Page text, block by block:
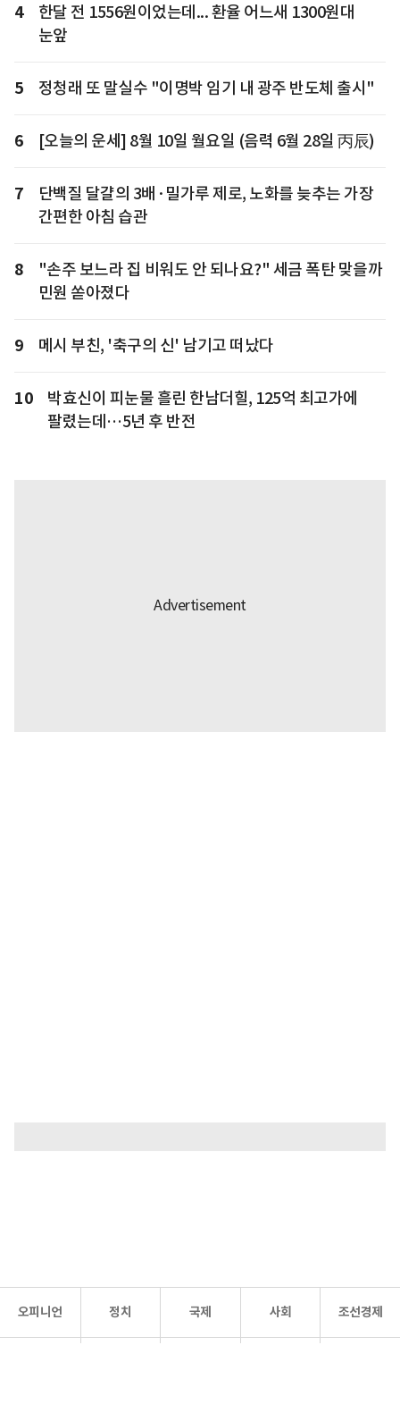
4
한달 전 1556원이었는데... 환율 어느새 1300원대
눈앞
5 정청래 또 말실수 "이명박 임기 내 광주 반도체 출시"
6 [오늘의 운세] 8월 10일 월요일 (음력 6월 28일 丙辰)
7
단백질 달걀의 3배·밀가루 제로, 노화를 늦추는 가장
간편한 아침 습관
8
"손주 보느라 집 비워도 안 되나요?" 세금 폭탄 맞을까
민원 쏟아졌다
9 메시 부친, '축구의 신' 남기고 떠났다
10
박효신이 피눈물 흘린 한남더힐, 125억 최고가에
팔렸는데…5년 후 반전
오피니언 정치 국제 사회 조선경제